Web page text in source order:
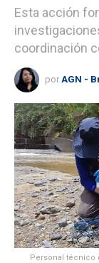
Esta acción
coordinación
por AGN -
Personal técnico